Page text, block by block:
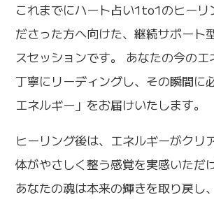
これまでにハート占い1to1のヒーリ
ださった方へ向けた、継続サポート
スセッションです。 あなたの今のエ
丁寧にリーディングし、その瞬間に
エネルギー」をお届けいたします。
ヒーリング後は、エネルギーがクリ
体がやさしく整う感覚を実感いただ
あなたの魂は本来の輝きを取り戻し